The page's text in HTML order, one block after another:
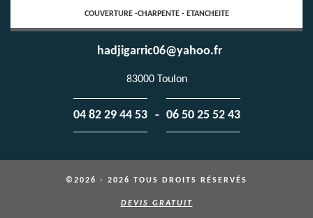
COUVERTURE -CHARPENTE - ETANCHEITE
hadjigarric06@yahoo.fr
83000 Toulon
04 82 29 44 53 - 06 50 25 52 43
©2026 - 2026 TOUS DROITS RÉSERVÉS
DEVIS GRATUIT